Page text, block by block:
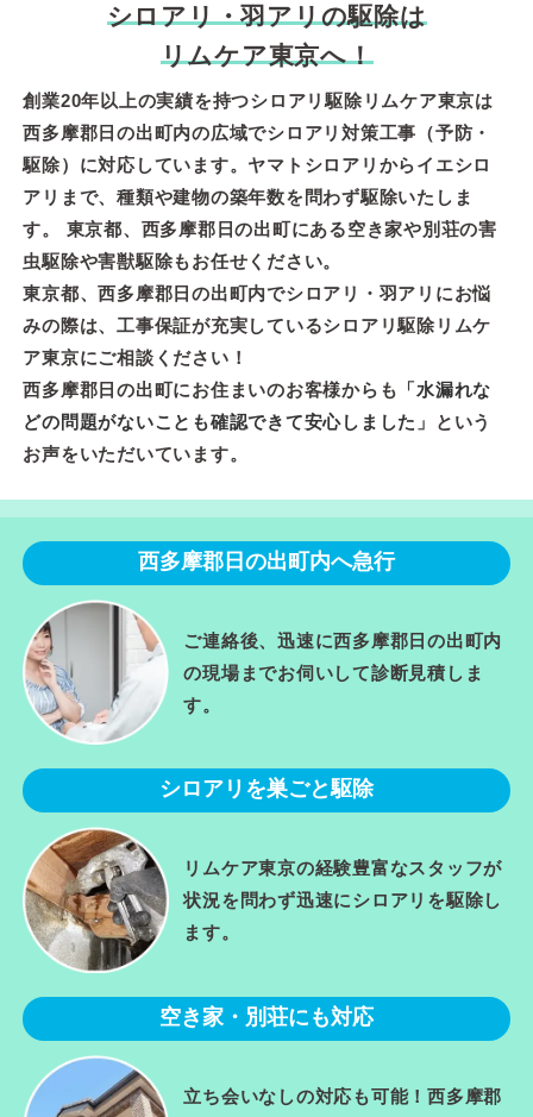
シロアリ・羽アリの駆除は
リムケア東京へ！
創業20年以上の実績を持つシロアリ駆除リムケア東京は
西多摩郡日の出町内の広域でシロアリ対策工事（予防・
駆除）に対応しています。ヤマトシロアリからイエシロ
アリまで、種類や建物の築年数を問わず駆除いたしま
す。 東京都、西多摩郡日の出町にある空き家や別荘の害
虫駆除や害獣駆除もお任せください。
東京都、西多摩郡日の出町内でシロアリ・羽アリにお悩
みの際は、工事保証が充実しているシロアリ駆除リムケ
ア東京にご相談ください！
西多摩郡日の出町にお住まいのお客様からも「水漏れな
どの問題がないことも確認できて安心しました 」という
お声をいただいています。
西多摩郡日の出町内へ急行
ご連絡後、迅速に西多摩郡日の出町内
の現場までお伺いして診断見積しま
す。
シロアリを巣ごと駆除
リムケア東京の経験豊富なスタッフが
状況を問わず迅速にシロアリを駆除し
ます。
空き家・別荘にも対応
立ち会いなしの対応も可能！西多摩郡